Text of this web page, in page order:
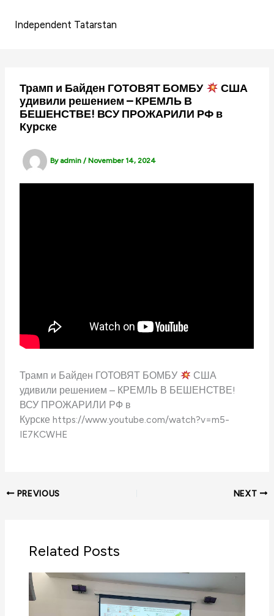
Independent Tatarstan
Трамп и Байден ГОТОВЯТ БОМБУ
США
удивили решением – КРЕМЛЬ В
БЕШЕНСТВЕ! ВСУ ПРОЖАРИЛИ РФ в
Курске
By admin/ November 14, 2024
Трамп и Байден ГОТОВЯТ БОМБУ
США
удивили решением – КРЕМЛЬ В БЕШЕНСТВЕ!
ВСУ ПРОЖАРИЛИ РФ в
Курске https://www.youtube.com/watch?v=m5-
IE7KCWHE
PREVIOUS NEXT
Related Posts